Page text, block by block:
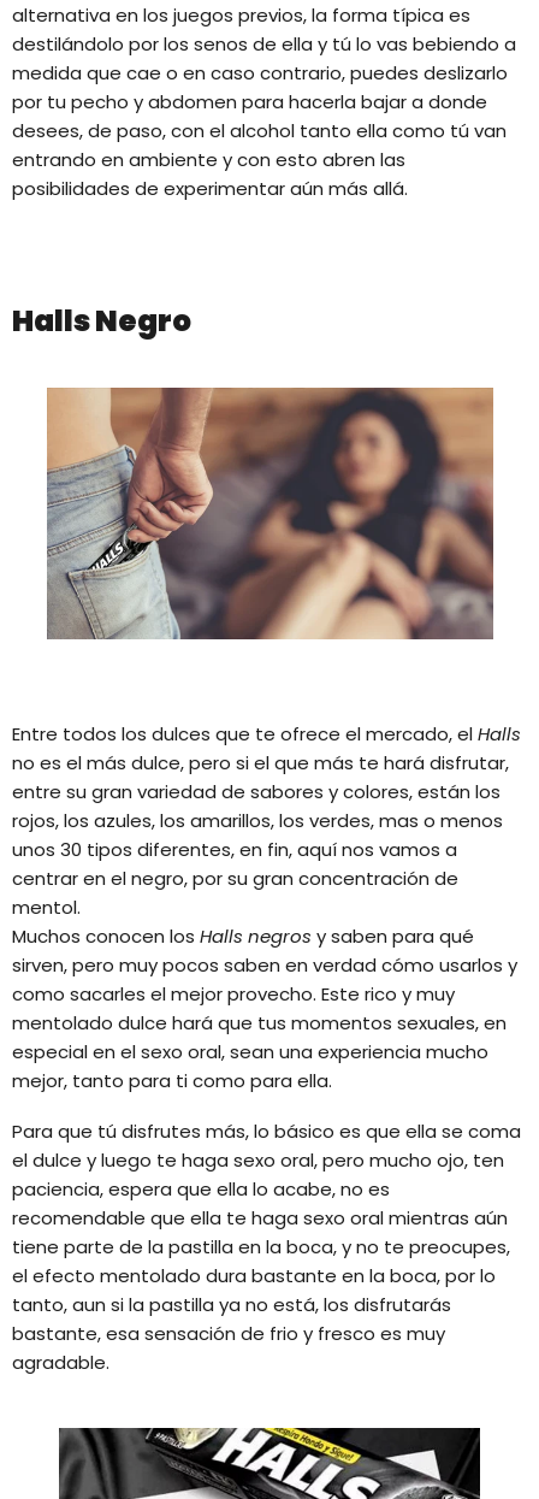
alternativa en los juegos previos, la forma típica es
destilándolo por los senos de ella y tú lo vas bebiendo a
medida que cae o en caso contrario, puedes deslizarlo
por tu pecho y abdomen para hacerla bajar a donde
desees, de paso, con el alcohol tanto ella como tú van
entrando en ambiente y con esto abren las
posibilidades de experimentar aún más allá.
Halls Negro
Entre todos los dulces que te ofrece el mercado, elHalls
no es el más dulce, pero si el que más te hará disfrutar,
entre su gran variedad de sabores y colores, están los
rojos, los azules, los amarillos, los verdes, mas o menos
unos 30 tipos diferentes, en fin, aquí nos vamos a
centrar en el negro, por su gran concentración de
mentol.
Muchos conocen los Halls negros y saben para qué
sirven, pero muy pocos saben en verdad cómo usarlos y
como sacarles el mejor provecho. Este rico y muy
mentolado dulce hará que tus momentos sexuales, en
especial en el sexo oral, sean una experiencia mucho
mejor, tanto para ti como para ella.
Para que tú disfrutes más, lo básico es que ella se coma
el dulce y luego te haga sexo oral, pero mucho ojo, ten
paciencia, espera que ella lo acabe, no es
recomendable que ella te haga sexo oral mientras aún
tiene parte de la pastilla en la boca, y no te preocupes,
el efecto mentolado dura bastante en la boca, por lo
tanto, aun si la pastilla ya no está, los disfrutarás
bastante, esa sensación de frio y fresco es muy
agradable.